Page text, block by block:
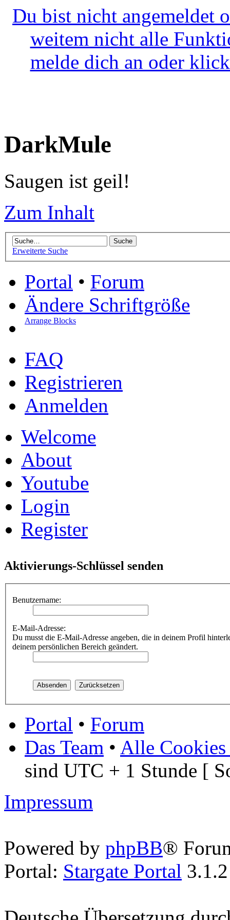
Du bist nicht angemeldet
weitem nicht alle
melde dich an oder
DarkMule
Saugen ist geil!
Zum Inhalt
Erweiterte Suche
Portal • Forum
Ändere Schriftgröße
Arrange Blocks
FAQ
Registrieren
Anmelden
Welcome
About
Youtube
Login
Register
Aktivierungs-Schlüssel senden
Benutzername:
E-Mail-Adresse:
Du musst die E-Mail-Adresse angeben, die in deinem Profil
deinem persönlichen Bereich geändert.
Portal • Forum
Das Team • Alle Cookies
sind UTC + 1 Stunde [
Impressum
Powered by phpBB®
Portal: Stargate Portal